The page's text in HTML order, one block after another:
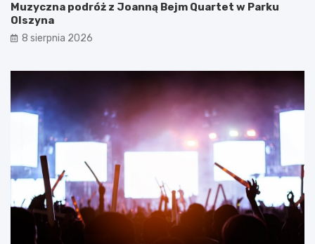
Muzyczna podróż z Joanną Bejm Quartet w Parku
Olszyna
8 sierpnia 2026